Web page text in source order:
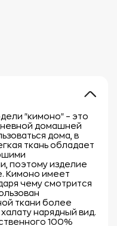
"кимоно" – это
домашней
дома, в
ткань обладает
поэтому изделие
Кимоно имеет
чему смотрится
ткани более
нарядный вид.
100%